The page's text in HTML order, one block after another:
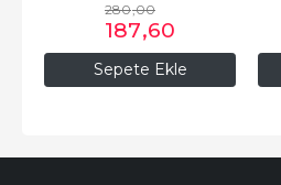
Sepete Ekle
280,00
187,60